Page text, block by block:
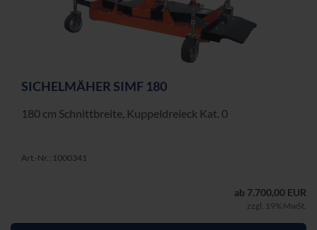
SI­CHEL­MÄ­HER SIMF 180
180 cm Schnitt­brei­te, Kup­pel­drei­eck Kat. 0
Art.-Nr.: 1000341
ab 7.700,00 EUR
zzgl. 19% MwSt.